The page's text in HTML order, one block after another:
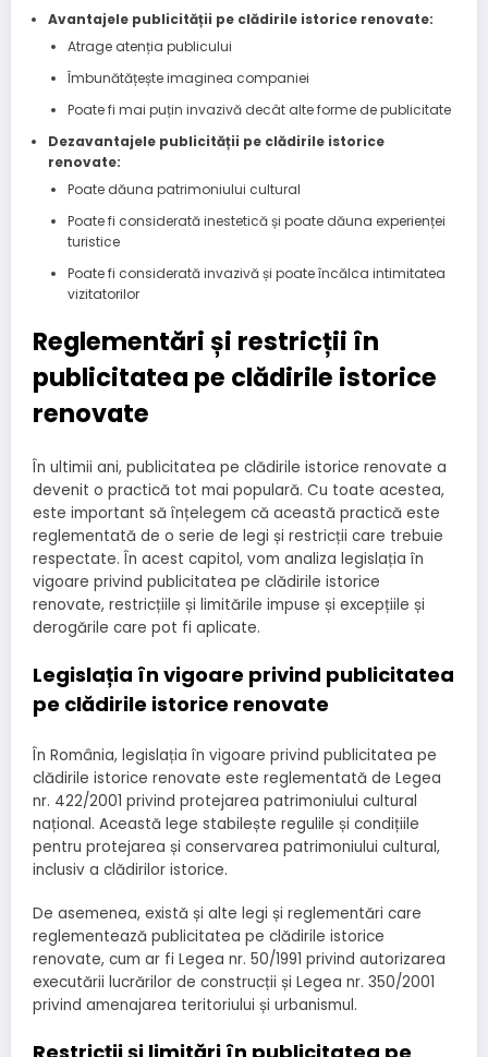
Avantajele publicității pe clădirile istorice renovate:
Atrage atenția publicului
Îmbunătățește imaginea companiei
Poate fi mai puțin invazivă decât alte forme de publicitate
Dezavantajele publicității pe clădirile istorice
renovate:
Poate dăuna patrimoniului cultural
Poate fi considerată inestetică și poate dăuna experienței
turistice
Poate fi considerată invazivă și poate încălca intimitatea
vizitatorilor
Reglementări și restricții în
publicitatea pe clădirile istorice
renovate
În ultimii ani, publicitatea pe clădirile istorice renovate a
devenit o practică tot mai populară. Cu toate acestea,
este important să înțelegem că această practică este
reglementată de o serie de legi și restricții care trebuie
respectate. În acest capitol, vom analiza legislația în
vigoare privind publicitatea pe clădirile istorice
renovate, restricțiile și limitările impuse și excepțiile și
derogările care pot fi aplicate.
Legislația în vigoare privind publicitatea
pe clădirile istorice renovate
În România, legislația în vigoare privind publicitatea pe
clădirile istorice renovate este reglementată de Legea
nr. 422/2001 privind protejarea patrimoniului cultural
național. Această lege stabilește regulile și condițiile
pentru protejarea și conservarea patrimoniului cultural,
inclusiv a clădirilor istorice.
De asemenea, există și alte legi și reglementări care
reglementează publicitatea pe clădirile istorice
renovate, cum ar fi Legea nr. 50/1991 privind autorizarea
executării lucrărilor de construcții și Legea nr. 350/2001
privind amenajarea teritoriului și urbanismul.